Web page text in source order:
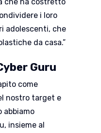
i loro
adolescenti, che
da casa.”
Guru
come
nostro target e
abbiamo
insieme al